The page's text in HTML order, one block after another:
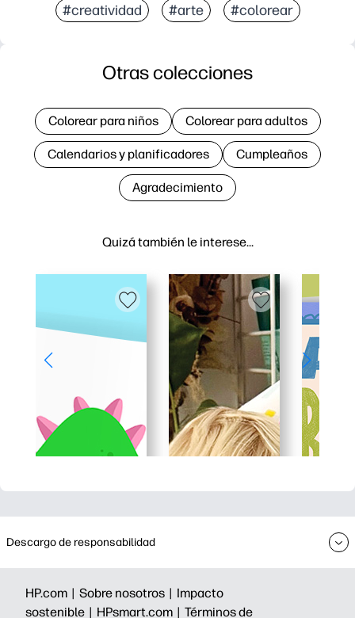
#creatividad #arte #colorear
Quizá también le interese…
Otras colecciones
Colorear para niños Colorear para adultos
Calendarios y planificadores Cumpleaños
Agradecimiento
Descargo de responsabilidad
HP.com | Sobre nosotros | Impacto
sostenible | HPsmart.com | Términos de